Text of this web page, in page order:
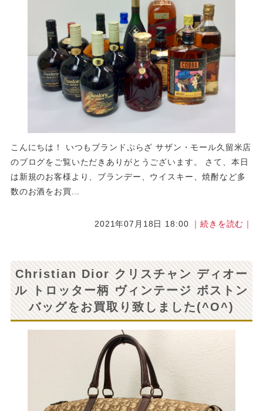
こんにちは！ いつもブランドぷらざ サザン・モール久留米店
のブログをご覧いただきありがとうございます。 さて、本日
は新規のお客様より、ブランデー、ウイスキー、焼酎など多
数のお酒をお買...
2021年07月18日 18:00 ｜続きを読む｜
Christian Dior クリスチャン ディオー
ル トロッター柄 ヴィンテージ ボストン
バッグをお買取り致しました(^O^)